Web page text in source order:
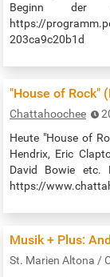
Beginn der
https://
203ca9c20b1d
"House of Rock"
Chattahoochee
Heute "House of
Hendrix, Eric
David Bowie etc.
https://
Musik + Plus:
St. Marien Altona /